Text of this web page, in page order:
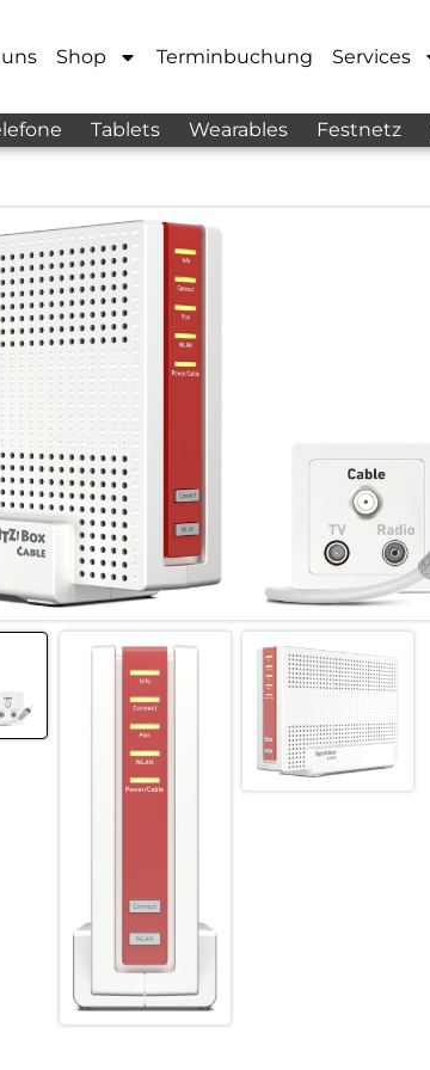
Shop Terminbuchung Services
Tablets Wearables Festnetz